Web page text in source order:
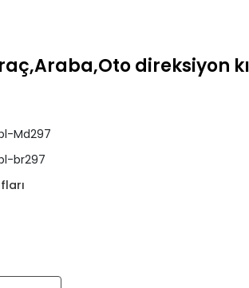
direksiyon
Md297
br297